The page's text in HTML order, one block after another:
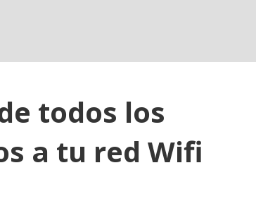
todos los
a tu red Wifi